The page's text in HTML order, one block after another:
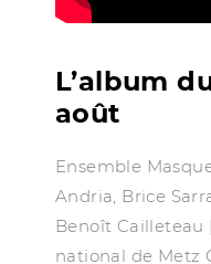
L’album
août
Ensemble
Andria, Brice
Benoît Cailleteau
national de Metz